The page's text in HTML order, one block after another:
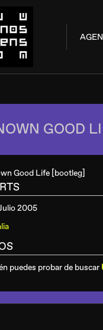
GOOD
Good Life [bootleg]
2005
puedes probar de buscar